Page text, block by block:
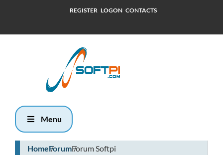
REGISTER LOGON CONTACTS
Menu
HomeForumForum Softpi